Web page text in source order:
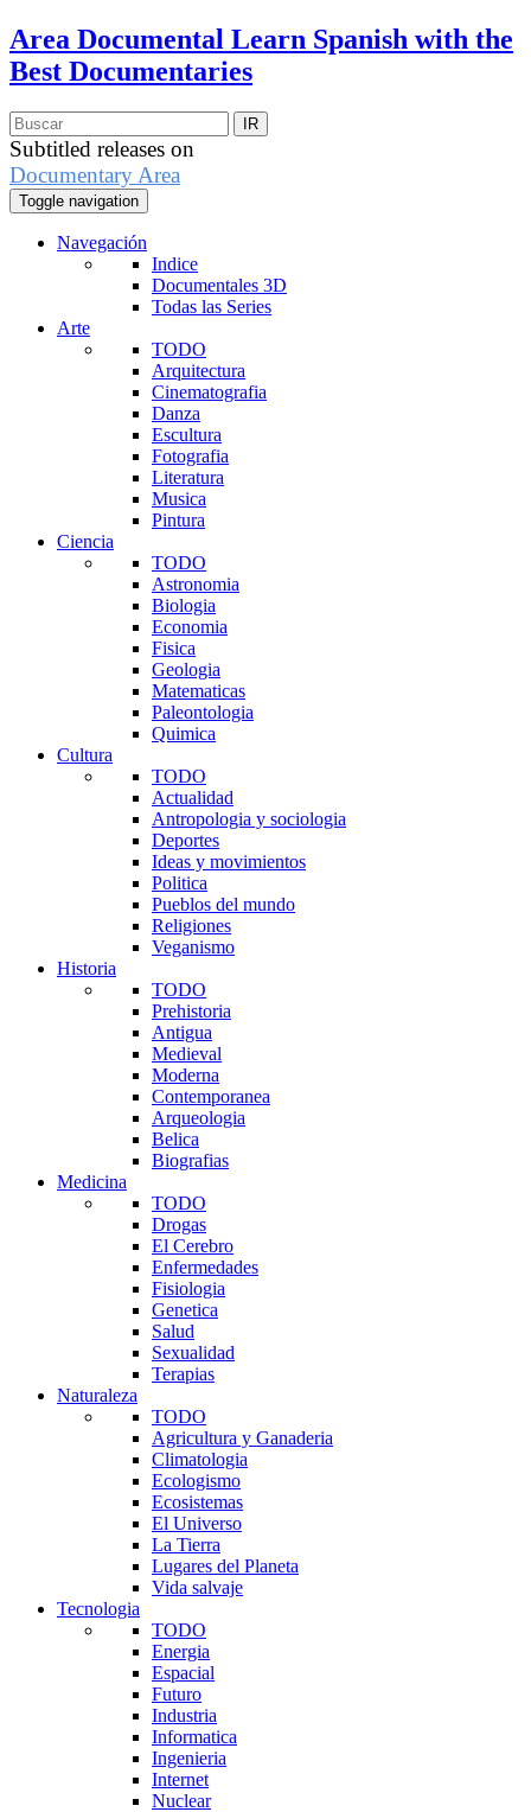
Area Documental Learn Spanish with the
Best Documentaries
Subtitled releases on
Documentary Area
Toggle navigation
Navegación
Indice
Documentales 3D
Todas las Series
Arte
TODO
Arquitectura
Cinematografia
Danza
Escultura
Fotografia
Literatura
Musica
Pintura
Ciencia
TODO
Astronomia
Biologia
Economia
Fisica
Geologia
Matematicas
Paleontologia
Quimica
Cultura
TODO
Actualidad
Antropologia y sociologia
Deportes
Ideas y movimientos
Politica
Pueblos del mundo
Religiones
Veganismo
Historia
TODO
Prehistoria
Antigua
Medieval
Moderna
Contemporanea
Arqueologia
Belica
Biografias
Medicina
TODO
Drogas
El Cerebro
Enfermedades
Fisiologia
Genetica
Salud
Sexualidad
Terapias
Naturaleza
TODO
Agricultura y Ganaderia
Climatologia
Ecologismo
Ecosistemas
El Universo
La Tierra
Lugares del Planeta
Vida salvaje
Tecnologia
TODO
Energia
Espacial
Futuro
Industria
Informatica
Ingenieria
Internet
Nuclear